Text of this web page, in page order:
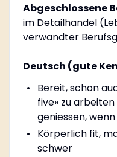
Abgeschlossene
im Detailhandel
verwandter
Deutsch (gute
Bereit, schon
five» zu
geniessen,
Körperlich fit,
schwer